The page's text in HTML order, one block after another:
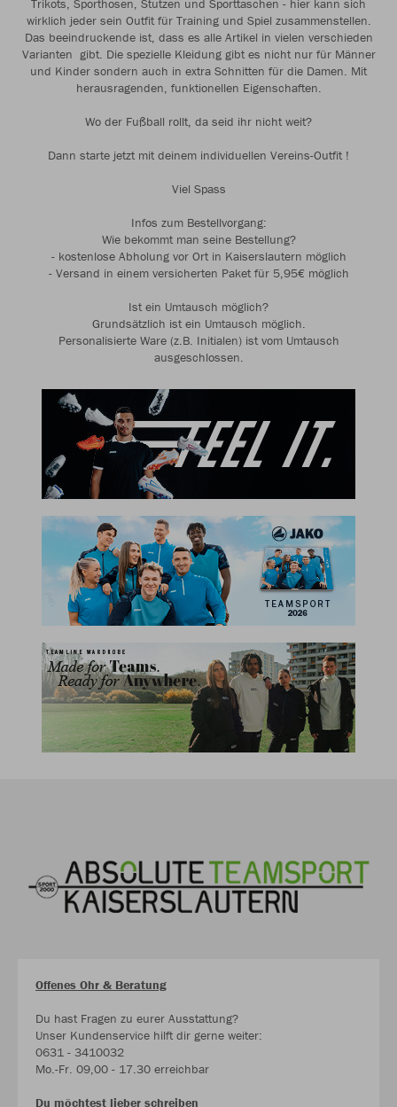
Trikots, Sporthosen, Stutzen und Sporttaschen - hier kann sich
wirklich jeder sein Outfit für Training und Spiel zusammenstellen.
Das beeindruckende ist, dass es alle Artikel in vielen verschieden
Varianten gibt. Die spezielle Kleidung gibt es nicht nur für Männer
und Kinder sondern auch in extra Schnitten für die Damen. Mit
herausragenden, funktionellen Eigenschaften.
Wo der Fußball rollt, da seid ihr nicht weit?
Dann starte jetzt mit deinem individuellen Vereins-Outfit !
Viel Spass
Infos zum Bestellvorgang:
Wie bekommt man seine Bestellung?
- kostenlose Abholung vor Ort in Kaiserslautern möglich
- Versand in einem versicherten Paket für 5,95€ möglich
Ist ein Umtausch möglich?
Grundsätzlich ist ein Umtausch möglich.
Personalisierte Ware (z.B. Initialen) ist vom Umtausch
ausgeschlossen.
Offenes Ohr & Beratung
Du hast Fragen zu eurer Ausstattung?
Unser Kundenservice hilft dir gerne weiter:
0631 - 3410032
Mo.-Fr. 09,00 - 17.30 erreichbar
Du möchtest lieber schreiben